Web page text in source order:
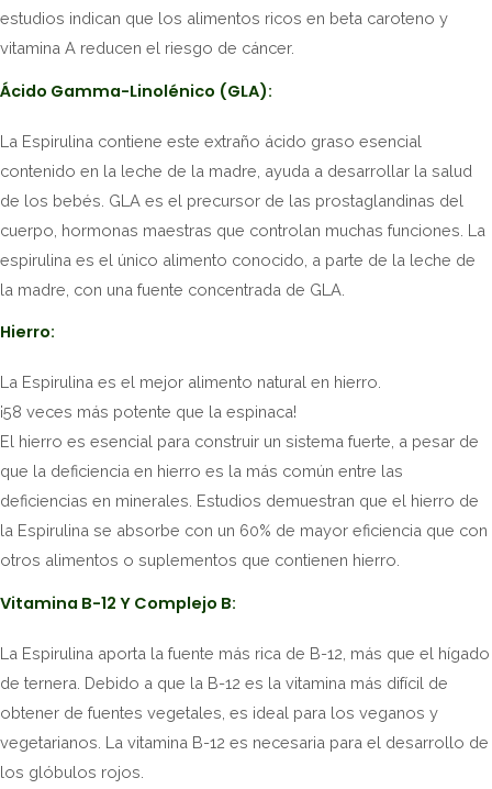
estudios indican que los alimentos ricos en beta caroteno y
vitamina A reducen el riesgo de cáncer.
Ácido Gamma-Linolénico (GLA):
La Espirulina contiene este extraño ácido graso esencial
contenido en la leche de la madre, ayuda a desarrollar la salud
de los bebés. GLA es el precursor de las prostaglandinas del
cuerpo, hormonas maestras que controlan muchas funciones. La
espirulina es el único alimento conocido, a parte de la leche de
la madre, con una fuente concentrada de GLA.
Hierro:
La Espirulina es el mejor alimento natural en hierro.
¡58 veces más potente que la espinaca!
El hierro es esencial para construir un sistema fuerte, a pesar de
que la deficiencia en hierro es la más común entre las
deficiencias en minerales. Estudios demuestran que el hierro de
la Espirulina se absorbe con un 60% de mayor eficiencia que con
otros alimentos o suplementos que contienen hierro.
Vitamina B-12 Y Complejo B:
La Espirulina aporta la fuente más rica de B-12, más que el hígado
de ternera. Debido a que la B-12 es la vitamina más difícil de
obtener de fuentes vegetales, es ideal para los veganos y
vegetarianos. La vitamina B-12 es necesaria para el desarrollo de
los glóbulos rojos.